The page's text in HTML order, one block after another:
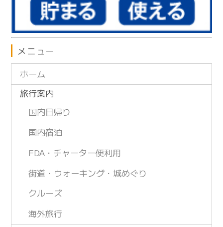
メニュー
ホーム
旅行案内
国内日帰り
国内宿泊
FDA・チャーター便利用
街道・ウォーキング・城めぐり
クルーズ
海外旅行